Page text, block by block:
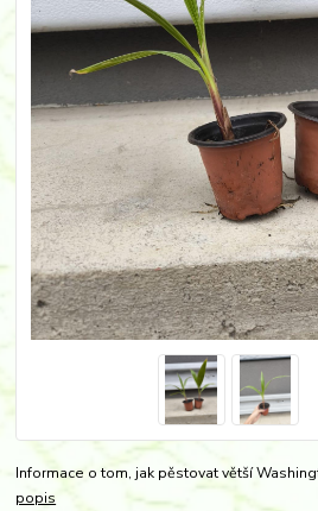
Informace o tom, jak pěstovat větší
popis